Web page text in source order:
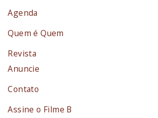
Agenda
Quem é Quem
Revista
Anuncie
Contato
Assine o Filme B